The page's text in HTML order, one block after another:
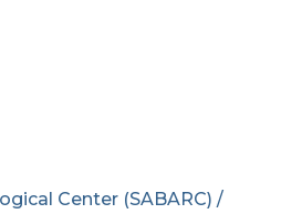
Center (SABARC) /